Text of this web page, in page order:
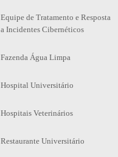
Equipe de Tratamento e Resposta
a Incidentes Cibernéticos
Fazenda Água Limpa
Hospital Universitário
Hospitais Veterinários
Restaurante Universitário